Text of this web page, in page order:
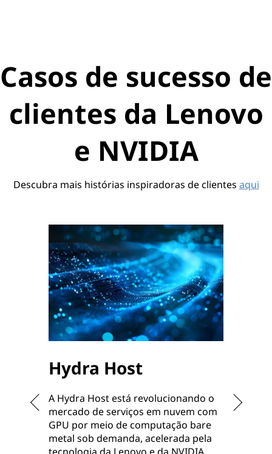
Casos de sucesso de
clientes da Lenovo
e NVIDIA
Descubra mais histórias inspiradoras de clientes aqui
Hydra Host
A Hydra Host está revolucionando o
mercado de serviços em nuvem com
GPU por meio de computação bare
metal sob demanda, acelerada pela